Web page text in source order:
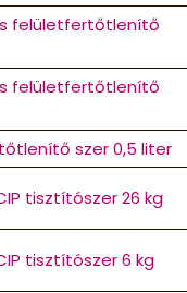
felületfertőtlenítő
felületfertőtlenítő
szer 0,5 liter
tisztítószer 26 kg
tisztítószer 6 kg